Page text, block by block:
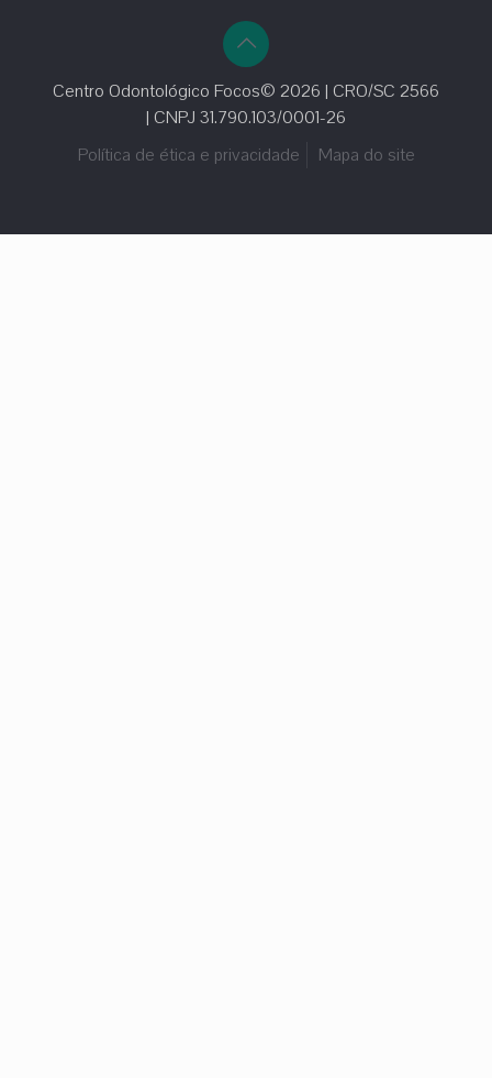
Centro Odontológico Focos© 2026 | CRO/SC 2566
| CNPJ 31.790.103/0001-26
Política de ética e privacidade
Mapa do site